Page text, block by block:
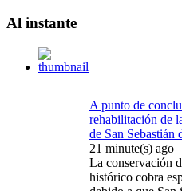
Al instante
A punto de
rehabilitación de
de San Sebastián
21 minute(s) ago
La conservación
histórico cobra